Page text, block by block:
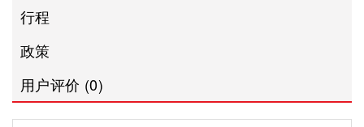
行程
政策
用户评价 (0)